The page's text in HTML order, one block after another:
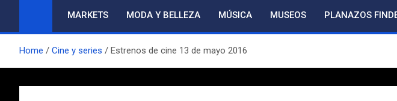
MARKETS MODA Y BELLEZA MÚSICA MUSEOS PLANAZOS
Home Cine y series Estrenos de cine 13 de mayo 2016